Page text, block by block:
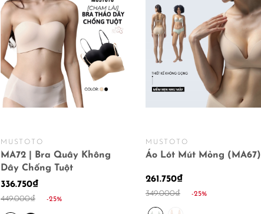
MUSTOTO
MA72 | Bra Quây Không
Dây Chống Tuột
336.750₫
449.000₫ -25%
MUSTOTO
Áo Lót Mút Mỏng (MA67)
261.750₫
349.000₫ -25%